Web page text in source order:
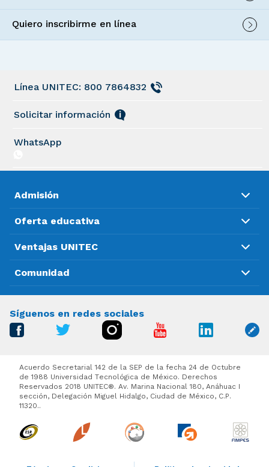
Quiero inscribirme en línea
Línea UNITEC: 800 7864832
Solicitar información
WhatsApp
Admisión
Oferta educativa
Ventajas UNITEC
Comunidad
Síguenos en redes sociales
Acuerdo Secretarial 142 de la SEP de la fecha 24 de Octubre
de 1988 Universidad Tecnológica de México. Derechos
Reservados 2018 UNITEC®. Av. Marina Nacional 180, Anáhuac I
sección, Delegación Miguel Hidalgo, Ciudad de México, C.P.
11320..